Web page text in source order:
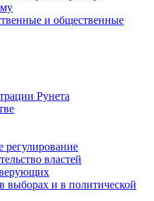
и общественные
Рунета
регулирование
властей
выборах и в политической